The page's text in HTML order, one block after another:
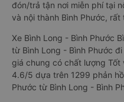
đón/trả tận nơi miễn phí tại
và nội thành Bình Phước,
Xe Bình Long - Bình Phước
từ Bình Long - Bình Phước
giá chung có chất lượng
4.6/5 dựa trên 1299 phản
Phước từ Bình Long - Bình